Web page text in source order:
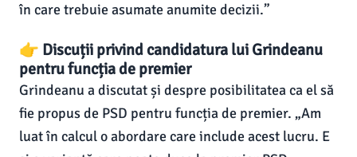
în care trebuie asumate anumite decizii.”
👉 Discuții privind candidatura lui Grindeanu
pentru funcția de premier
Grindeanu a discutat și despre posibilitatea ca el să
fie propus de PSD pentru funcția de premier. „Am
luat în calcul o abordare care include acest lucru. E